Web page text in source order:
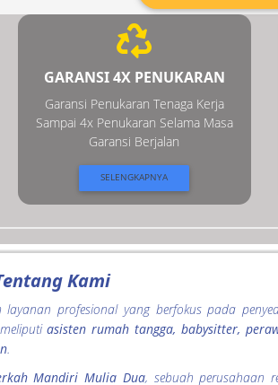
GARANSI 4X PENUKARAN
Garansi Penukaran Tenaga Kerja
Sampai 4x Penukaran Selama Masa
Garansi Berjalan
SELENGKAPNYA
Kami
profesional yang berfokus pada
asisten rumah tangga, babysitter,
.
Mandiri Mulia Dua, sebuah perusahaan